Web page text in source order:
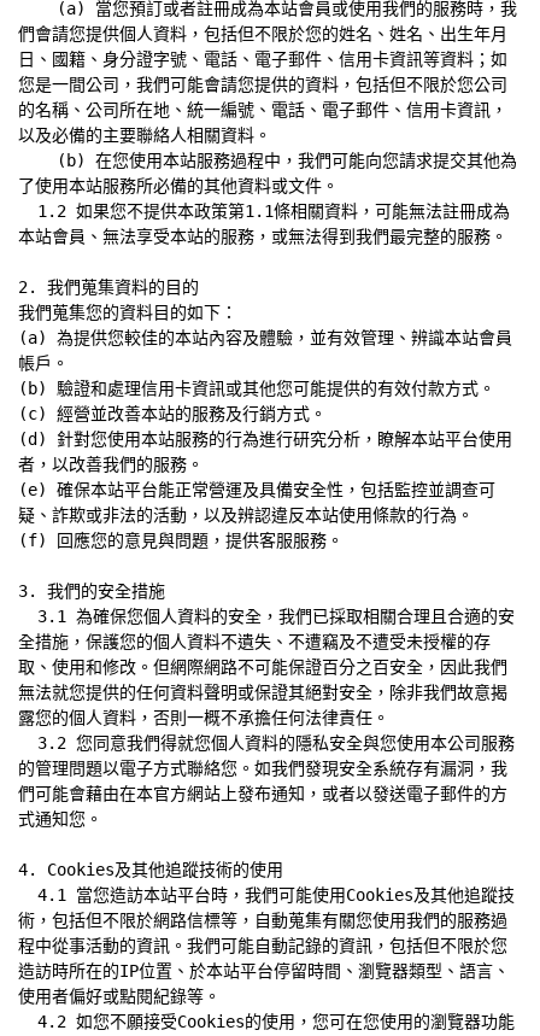
們會請您提供個人資料，包括但不限於您的姓名、姓名、出生年月
日、國籍、身分證字號、電話、電子郵件、信用卡資訊等資料；如
您是一間公司，我們可能會請您提供的資料，包括但不限於您公司
的名稱、公司所在地、統一編號、電話、電子郵件、信用卡資訊，
以及必備的主要聯絡人相關資料。
了使用本站服務所必備的其他資料或文件。
本站會員、無法享受本站的服務，或無法得到我們最完整的服務。
2. 我們蒐集資料的目的
我們蒐集您的資料目的如下：
(a) 為提供您較佳的本站內容及體驗，並有效管理、辨識本站會員
帳戶。
(b) 驗證和處理信用卡資訊或其他您可能提供的有效付款方式。
(c) 經營並改善本站的服務及行銷方式。
(d) 針對您使用本站服務的行為進行研究分析，瞭解本站平台使用
者，以改善我們的服務。
(e) 確保本站平台能正常營運及具備安全性，包括監控並調查可
疑、詐欺或非法的活動，以及辨認違反本站使用條款的行為。
(f) 回應您的意見與問題，提供客服服務。
3. 我們的安全措施
全措施，保護您的個人資料不遺失、不遭竊及不遭受未授權的存
取、使用和修改。但網際網路不可能保證百分之百安全，因此我們
無法就您提供的任何資料聲明或保證其絕對安全，除非我們故意揭
露您的個人資料，否則一概不承擔任何法律責任。
的管理問題以電子方式聯絡您。如我們發現安全系統存有漏洞，我
們可能會藉由在本官方網站上發布通知，或者以發送電子郵件的方
式通知您。
4. Cookies及其他追蹤技術的使用
術，包括但不限於網路信標等，自動蒐集有關您使用我們的服務過
程中從事活動的資訊。我們可能自動記錄的資訊，包括但不限於您
造訪時所在的IP位置、於本站平台停留時間、瀏覽器類型、語言、
使用者偏好或點閱紀錄等。